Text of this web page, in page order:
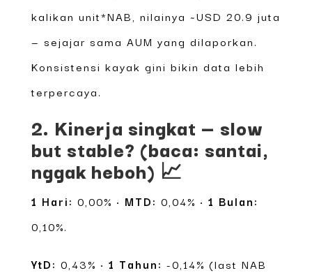
kalikan unit*NAB, nilainya ~USD 20.9 juta
— sejajar sama AUM yang dilaporkan.
Konsistensi kayak gini bikin data lebih
terpercaya.
2. Kinerja singkat — slow
but stable? (baca: santai,
nggak heboh) 📈
1 Hari: 0,00% • MTD: 0,04% • 1 Bulan:
0,10%.
YtD: 0,43% • 1 Tahun: -0,14% (last NAB